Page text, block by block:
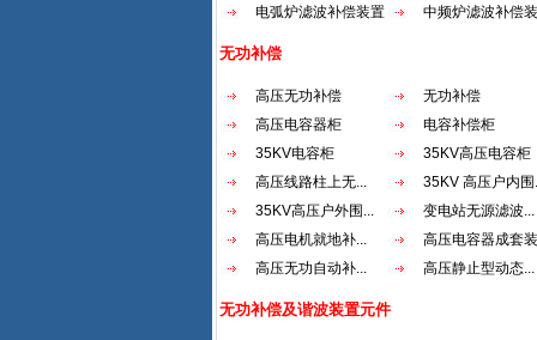
电弧炉滤波补偿装置
中频炉滤波补偿
无功补偿
高压无功补偿
无功补偿
高压电容器柜
电容补偿柜
35KV电容柜
35KV高压电容柜
高压线路柱上无...
35KV 高压户内围
35KV高压户外围...
变电站无源滤波...
高压电机就地补...
高压电容器成套
高压无功自动补...
高压静止型动态...
无功补偿及谐波装置元件